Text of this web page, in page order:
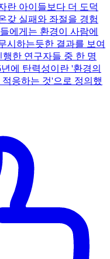
란 아이들보다 더 도덕
갖 실패와 좌절을 경험
에게는 환경이 사람에
시하는듯한 결과를 보여
한 연구자들 중 한 명
에 탄력성이란 '환경의
응하는 것'으로 정의했